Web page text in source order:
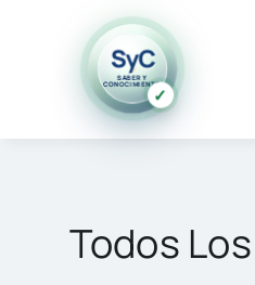
contenido
SyC
SABER Y
CONOCIMIENTO✓
Todos